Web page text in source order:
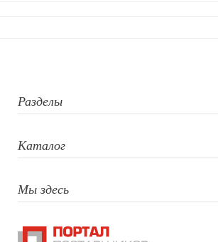
Цифровая
печать,
Гравировка
(CO2 лазер)
Разделы
Каталог
Мы здесь